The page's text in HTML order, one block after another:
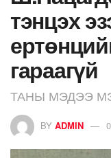
тэнцэх
гараагүй
ТАНЫ МЭДЭЭ
BY ADMIN